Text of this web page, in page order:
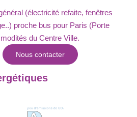
(électricité refaite, fenêtres
proche bus pour Paris (Porte
du Centre Ville.
Nous contacter